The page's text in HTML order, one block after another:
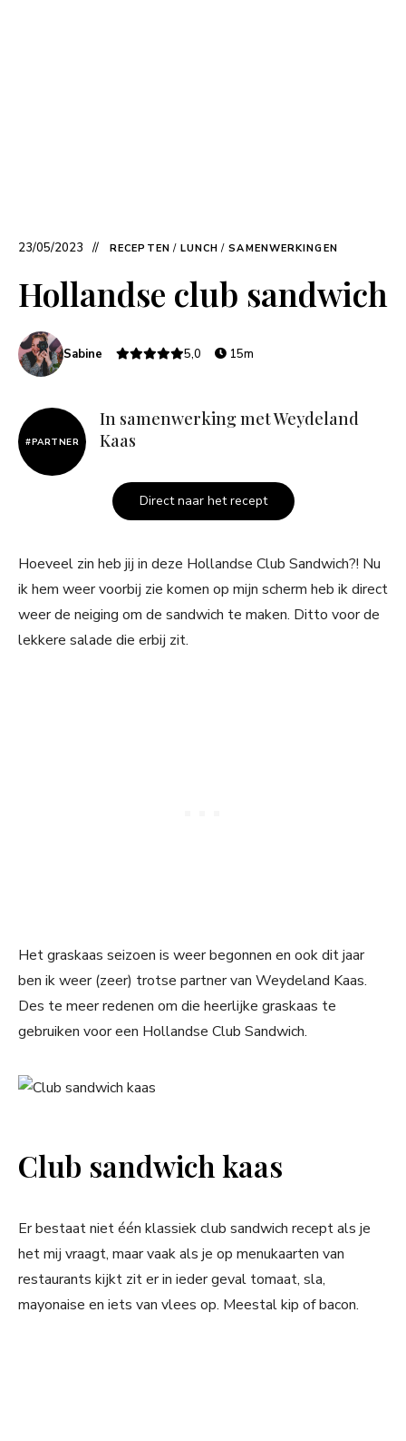
23/05/2023 RECEPTEN / LUNCH / SAMENWERKINGEN
Hollandse club sandwich
Sabine 5,0 15m
#PARTNER
In samenwerking met Weydeland
Kaas
Direct naar het recept
Hoeveel zin heb jij in deze Hollandse Club Sandwich?! Nu
ik hem weer voorbij zie komen op mijn scherm heb ik direct
weer de neiging om de sandwich te maken. Ditto voor de
lekkere salade die erbij zit.
Het graskaas seizoen is weer begonnen en ook dit jaar
ben ik weer (zeer) trotse partner van Weydeland Kaas.
Des te meer redenen om die heerlijke graskaas te
gebruiken voor een Hollandse Club Sandwich.
Club sandwich kaas
Er bestaat niet één klassiek club sandwich recept als je
het mij vraagt, maar vaak als je op menukaarten van
restaurants kijkt zit er in ieder geval tomaat, sla,
mayonaise en iets van vlees op. Meestal kip of bacon.